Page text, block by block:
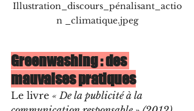
Illustration_discours_pénalisant_actio
n _climatique.jpeg
Greenwashing : des
mauvaises pratiques
Le livre « De la publicité à la